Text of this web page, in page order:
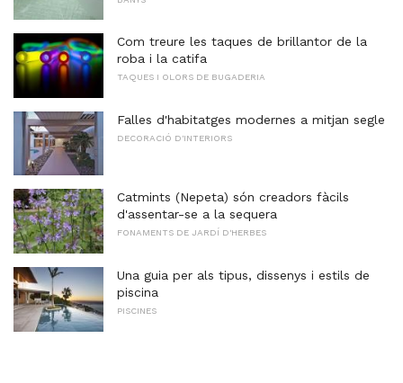
Com treure les taques de brillantor de la
roba i la catifa
TAQUES I OLORS DE BUGADERIA
Falles d'habitatges modernes a mitjan segle
DECORACIÓ D'INTERIORS
Catmints (Nepeta) són creadors fàcils
d'assentar-se a la sequera
FONAMENTS DE JARDÍ D'HERBES
Una guia per als tipus, dissenys i estils de
piscina
PISCINES